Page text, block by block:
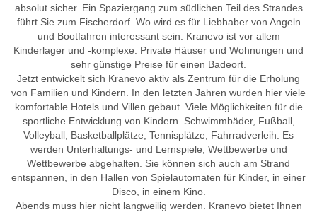
absolut sicher. Ein Spaziergang zum südlichen Teil des Strandes
führt Sie zum Fischerdorf. Wo wird es für Liebhaber von Angeln
und Bootfahren interessant sein. Kranevo ist vor allem
Kinderlager und -komplexe. Private Häuser und Wohnungen und
sehr günstige Preise für einen Badeort.
Jetzt entwickelt sich Kranevo aktiv als Zentrum für die Erholung
von Familien und Kindern. In den letzten Jahren wurden hier viele
komfortable Hotels und Villen gebaut. Viele Möglichkeiten für die
sportliche Entwicklung von Kindern. Schwimmbäder, Fußball,
Volleyball, Basketballplätze, Tennisplätze, Fahrradverleih. Es
werden Unterhaltungs- und Lernspiele, Wettbewerbe und
Wettbewerbe abgehalten. Sie können sich auch am Strand
entspannen, in den Hallen von Spielautomaten für Kinder, in einer
Disco, in einem Kino.
Abends muss hier nicht langweilig werden. Kranevo bietet Ihnen